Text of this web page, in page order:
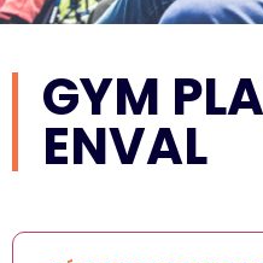
GYM
ENVAL